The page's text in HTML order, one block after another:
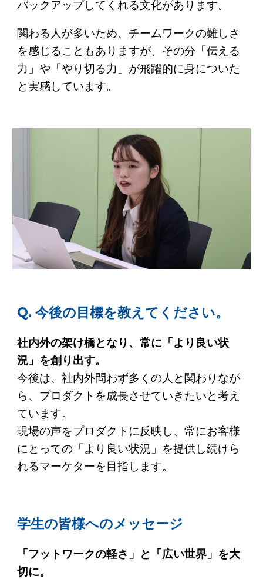
バックアップしてくれる文化があります。
関わる人が多いため、チームワークの難しさ
を感じることもありますが、その分「伝える
力」や「やり切る力」が飛躍的に身についた
と実感しています。
Q. 今後の目標を教えてください。
社内外の架け橋となり、常に「より良い状
況」を創り出す。
今後は、社内外問わず多くの人と関わりなが
ら、プロダクトを成長させていきたいと考え
ています。
現場の声をプロダクトに反映し、常にお客様
にとっての「より良い状況」を提供し続けら
れるマーケターを目指します。
学生の皆様へのメッセージ
「フットワークの軽さ」と「広い世界」を大
切に。